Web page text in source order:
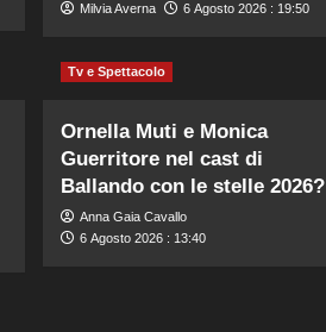
Milvia Averna 6 Agosto 2026 : 19:50
Tv e Spettacolo
Ornella Muti e Monica
Guerritore nel cast di
Ballando con le stelle 2026?
Anna Gaia Cavallo
6 Agosto 2026 : 13:40